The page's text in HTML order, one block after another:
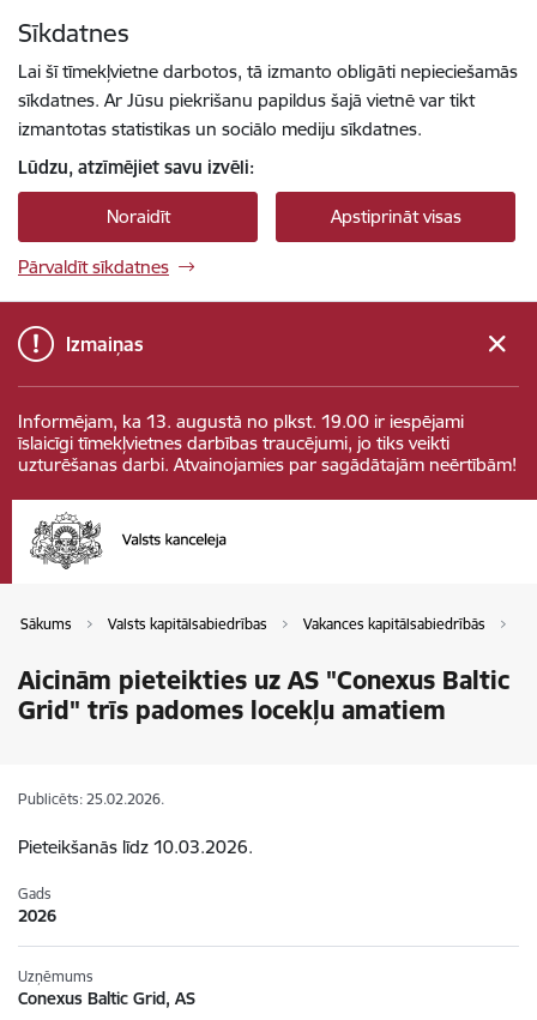
Sīkdatnes
Lai šī tīmekļvietne darbotos, tā izmanto obligāti nepieciešamās
sīkdatnes. Ar Jūsu piekrišanu papildus šajā vietnē var tikt
izmantotas statistikas un sociālo mediju sīkdatnes.
Lūdzu, atzīmējiet savu izvēli:
Noraidīt Apstiprināt visas
Pārvaldīt sīkdatnes
Izmaiņas
Informējam, ka 13. augustā no plkst. 19.00 ir iespējami
īslaicīgi tīmekļvietnes darbības traucējumi, jo tiks veikti
uzturēšanas darbi. Atvainojamies par sagādātajām neērtībām!
Sākums Valsts kapitālsabiedrības Vakances kapitālsabiedrībās
Aicinām pieteikties uz AS "Conexus Baltic
Grid" trīs padomes locekļu amatiem
Publicēts: 25.02.2026.
Pieteikšanās līdz 10.03.2026.
Gads
2026
Uzņēmums
Conexus Baltic Grid, AS